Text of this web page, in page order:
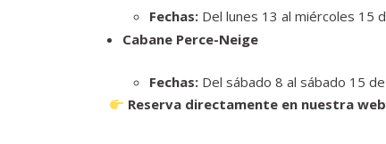
Fechas: Del lunes 13 al miércoles 15
Cabane Perce-Neige
Fechas: Del sábado 8 al sábado 15
Reserva directamente en nuestra